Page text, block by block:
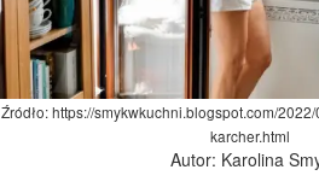
Źródło: https://smykwkuchni.blogspot.com/
karcher.html
Autor: Karolina